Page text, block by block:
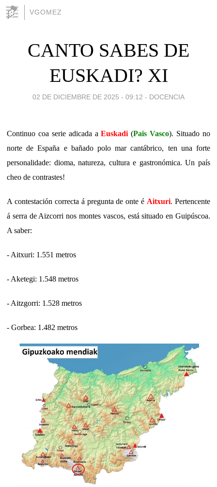
VGOMEZ
CANTO SABES DE
EUSKADI? XI
02 DE DICIEMBRE DE 2025 - 09:12 - DOCENCIA
Continuo coa serie adicada aEuskadi (Pais Vasco). Situado no
norte de España e bañado polo mar cantábrico, ten una forte
personalidade: dioma, natureza, cultura e gastronómica. Un país
cheo de contrastes!
A contestación correcta á pregunta de onte é Aitxuri. Pertencente
á serra de Aizcorri nos montes vascos, está situado en Guipúscoa.
A saber:
- Aitxuri: 1.551 metros
- Aketegi: 1.548 metros
- Aitzgorri: 1.528 metros
- Gorbea: 1.482 metros